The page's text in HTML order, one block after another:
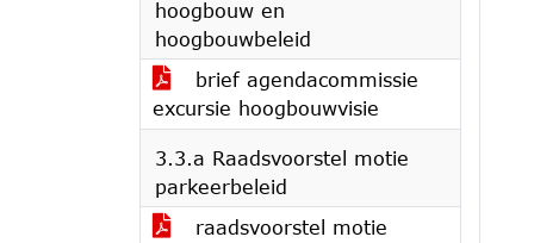
hoogbouw en
hoogbouwbeleid
brief agendacommissie
excursie hoogbouwvisie
3.3.a Raadsvoorstel motie
parkeerbeleid
raadsvoorstel motie